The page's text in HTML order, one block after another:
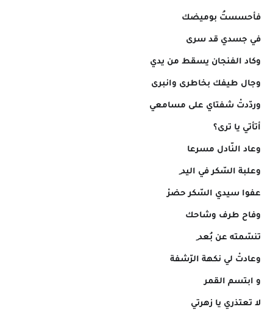
فأحسستُ بوميضك
في جسدي قد سرى
وكاد الفنجان يسقط من يدي
وجال طيفك بخاطرى وانبرى
وردّدتْ شفتاي على مسامعي
أتأتي يا ترى؟
وعاد النّادل مسرعا
وعلبة السّكر في اليد ِ
عفوا سيدي السّكر حضرْ
وفاح طرف وشاحك
تنسّمته عن بُعد ِ
وعادتْ لي نكهة الرّشفة
و ابتسم القمر
لا تعتذري يا زهرتي